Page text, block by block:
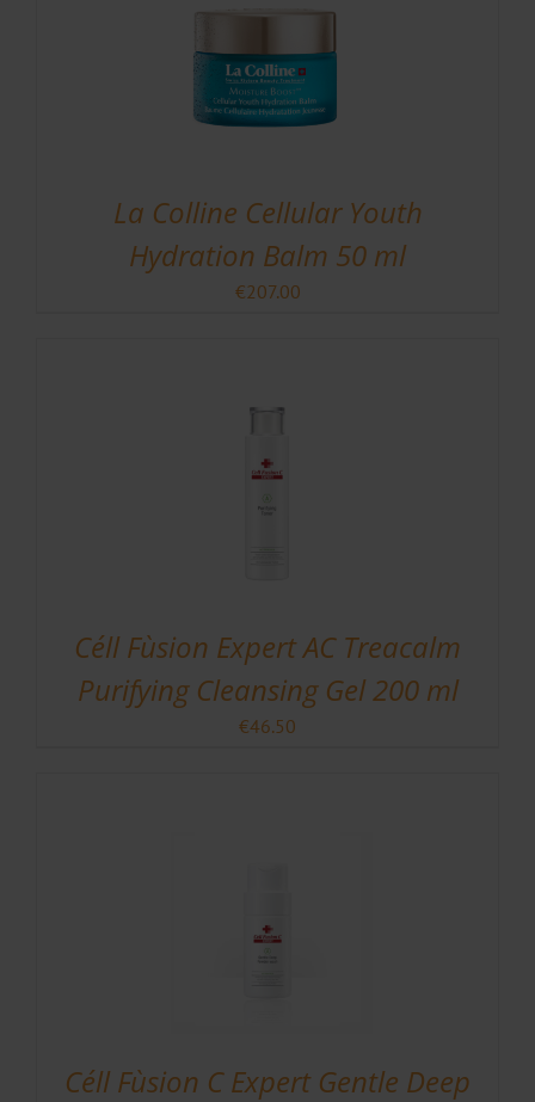
La Colline Cellular Youth
Hydration Balm 50 ml
€207.00
Céll Fùsion Expert AC Treacalm
Purifying Cleansing Gel 200 ml
€46.50
Céll Fùsion C Expert Gentle Deep